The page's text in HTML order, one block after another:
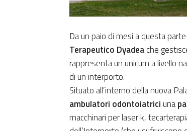
Da un paio di mesi a questa
Terapeutico Dyadeache
rappresenta un unicum a livello
di un interporto.
Situato all’interno della nuova
ambulatori odontoiatriciuna
macchinari per laser k,